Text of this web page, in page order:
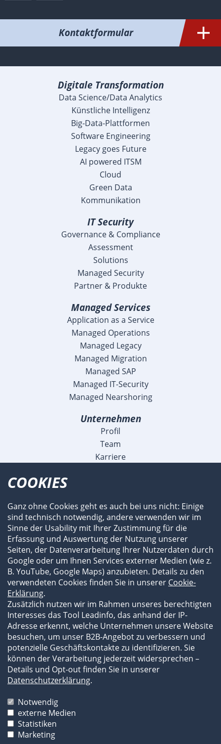
Kontaktformular
Digitale Transformation
Data Science/Data Analytics
Künstliche Intelligenz
Big-Data-Plattformen
Software Engineering
Legacy goes Future
AI powered ITSM
Cloud
Green Data
Kommunikation
IT Security
Governance & Compliance
Assessment
Solutions
Managed Security
Partner & Produkte
Managed Services
Application as a Service
Managed Operations
Managed Legacy
Managed Migration
Managed SAP
Managed IT-Security
Managed Nearshoring
Unternehmen
Profil
Team
Karriere
Referenzen
Fachartikel und Videos
Flyer und Broschüren
Newsroom
Subauftragnehmer
Impressum
Datenschutzerklärung
AGB
Die Bilder und Texte unserer Website sind
urheberrechtlich geschützt und dürfen durch Dritte
COOKIES
Ganz ohne Cookies geht es auch bei uns nicht: Einige
sind technisch notwendig, andere verwenden wir im
Sinne der Usability mit Ihrer Zustimmung für die
Erfassung und Auswertung der Nutzung unserer
Seiten, der Datenverarbeitung Ihrer Nutzerdaten durch
Google oder um Ihnen Services externer Medien (wie z.
B. YouTube, Google Maps) anzubieten. Details zu den
verwendeten Cookies finden Sie in unserer Cookie-
Erklärung.
Zusätzlich nutzen wir im Rahmen unseres berechtigten
Interesses das Tool Leadinfo, das anhand der IP-
Adresse erkennt, welche Unternehmen unsere Website
besuchen, um unser B2B-Angebot zu verbessern und
potenzielle Geschäftskontakte zu identifizieren. Sie
können der Verarbeitung jederzeit widersprechen –
Details und Opt-out finden Sie in unserer
Datenschutzerklärung.
Notwendig
externe Medien
Statistiken
Marketing